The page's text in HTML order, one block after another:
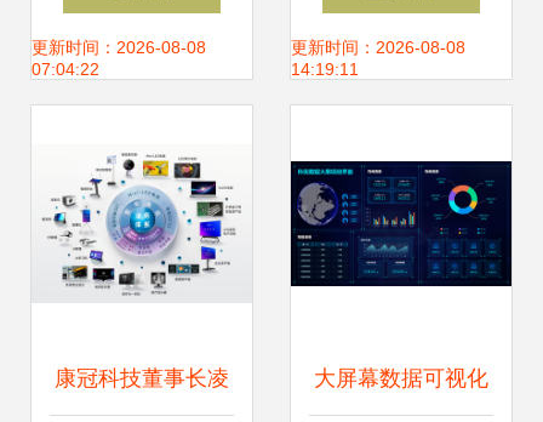
擎
更新时间：2026-08-08
07:04:22
智能化新阶段
更新时间：2026-08-08
14:19:11
康冠科技董事长凌 大屏幕数据可视化